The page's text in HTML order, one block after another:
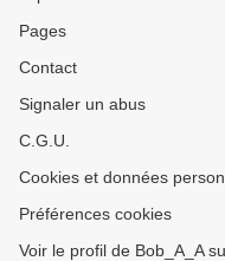
Pages
Contact
Signaler un abus
C.G.U.
Cookies et données
Préférences cookies
Voir le profil de Bob_A_A